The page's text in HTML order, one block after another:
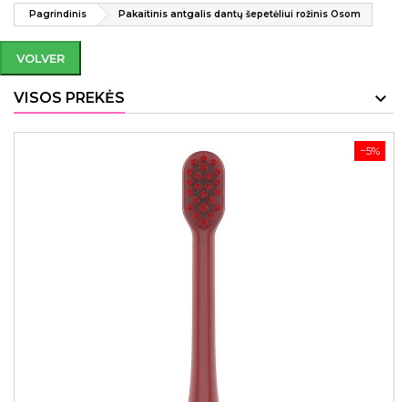
Pagrindinis Pakaitinis antgalis dantų šepetėliui rožinis Osom
VOLVER
VISOS PREKĖS
−5%